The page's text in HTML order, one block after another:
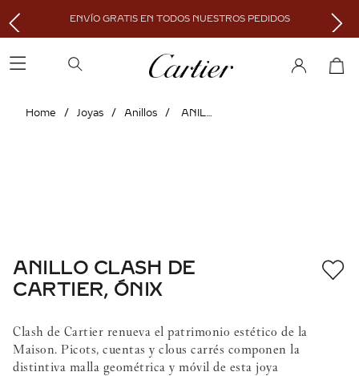
ENVÍO GRATIS EN TODOS NUESTROS PEDIDOS
Joyas Anillos ANILLO CLASH DE CARTIER, ÓNIX
ANILLO CLASH DE
CARTIER, ÓNIX
Clash de Cartier renueva el patrimonio estético de la
Maison. Picots, cuentas y clous carrés componen la
distintiva malla geométrica y móvil de esta joya